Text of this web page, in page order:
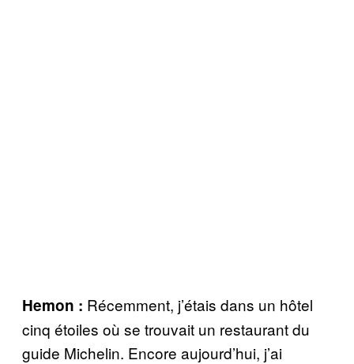
Hemon : Récemment, j’étais dans un hôtel
cinq étoiles où se trouvait un restaurant du
guide Michelin. Encore aujourd’hui, j’ai